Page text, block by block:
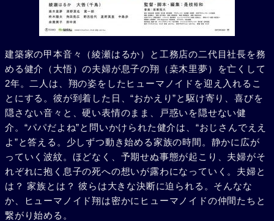
建築家の甲本音々（綾瀬はるか）と工務店の二代目社長を務
める健介（大悟）の夫婦が息子の翔（桒木里夢）を亡くして
2年。二人は、翔の姿をしたヒューマノイドを迎え入れるこ
とにする。彼が到着した日、“おかえり”と駆け寄り、喜びを
隠さない音々と、硬い表情のまま、戸惑いを隠せない健
介。“パパだよね”と問いかけられた健介は、“おじさんでええ
よ”と答える。少しずつ動き始める家族の時間。静かに広が
っていく波紋。ほどなく、予期せぬ事態が起こり、夫婦がそ
れぞれに抱く息子の死への想いが露わになっていく。夫婦と
は？ 家族とは？ 彼らは大きな決断に迫られる。そんなな
か、ヒューマノイド翔は密かにヒューマノイドの仲間たちと
繋がり始める。